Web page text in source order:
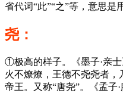
省代词“此”“之”等，意思
尧：
①极高的样子。《墨子·亲
火不燎燎，王德不尧尧者
帝王。又称“唐尧”。《孟子